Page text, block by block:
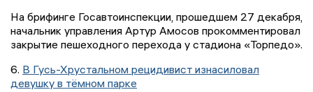
На брифинге Госавтоинспекции, прошедшем 27 декабря,
начальник управления Артур Амосов прокомментировал
закрытие пешеходного перехода у стадиона «Торпедо».
6. В Гусь-Хрустальном рецидивист изнасиловал
девушку в тёмном парке